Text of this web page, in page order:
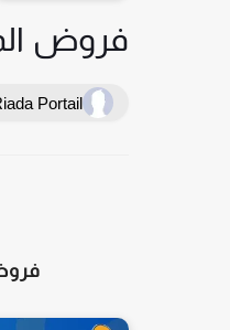
فروض
Portail